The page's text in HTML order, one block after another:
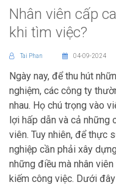
Nhân viên cấp
khi tìm việc?
Tai Phan 04-09-2024
Ngày nay, để thu hút
nghiệm, các công ty
nhau. Họ chú trọng vào
lợi hấp dẫn và cả những
viên. Tuy nhiên, để thực
nghiệp cần phải xây
những điều mà nhân
kiếm công việc. Dưới